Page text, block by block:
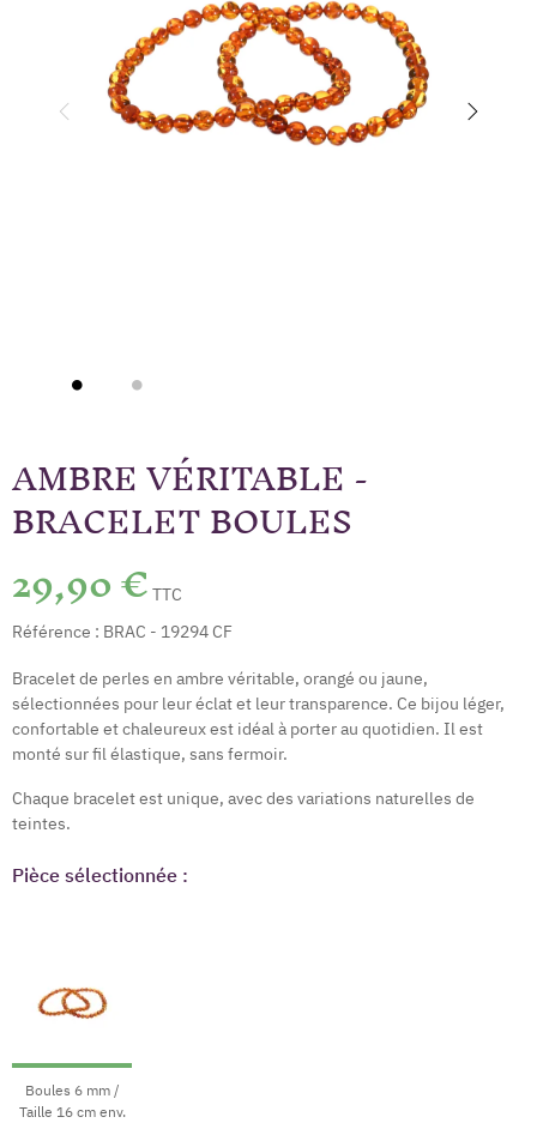
AMBRE VÉRITABLE -
BRACELET BOULES
29,90 € TTC
Référence : BRAC - 19294 CF
Bracelet de perles en ambre véritable, orangé ou jaune,
sélectionnées pour leur éclat et leur transparence. Ce bijou léger,
confortable et chaleureux est idéal à porter au quotidien. Il est
monté sur fil élastique, sans fermoir.
Chaque bracelet est unique, avec des variations naturelles de
teintes.
Pièce sélectionnée :
Boules 6 mm /
Taille 16 cm env.